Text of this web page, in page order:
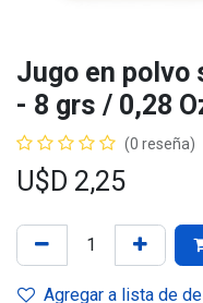
Jugo en polvo
- 8 grs / 0,28
(0 reseña)
U$D 2,25
Agregar a lista de